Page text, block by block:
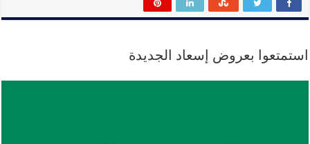
استمتعوا بعروض إسعاد الجديدة